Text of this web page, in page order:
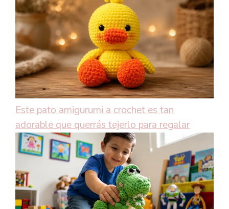
Este pato amigurumi a crochet es tan
adorable que querrás tejerlo para regalar